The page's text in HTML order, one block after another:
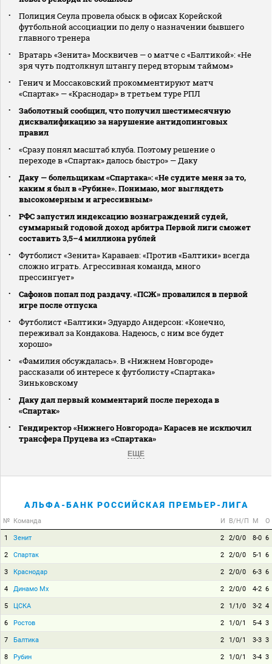
Полиция Сеула провела обыск в офисах Корейской
футбольной ассоциации по делу о назначении бывшего
главного тренера
Вратарь «Зенита» Москвичев — о матче с «Балтикой»: «Не
зря чуть подтолкнул штангу перед вторым таймом»
Генич и Моссаковский прокомментируют матч
«Спартак» — «Краснодар» в третьем туре РПЛ
Заболотный сообщил, что получил шестимесячную
дисквалификацию за нарушение антидопинговых
правил
«Сразу понял масштаб клуба. Поэтому решение о
переходе в «Спартак» далось быстро» — Даку
Даку — болельщикам «Спартака»: «Не судите меня за то,
каким я был в «Рубине». Понимаю, мог выглядеть
высокомерным и агрессивным»
РФС запустил индексацию вознаграждений судей,
суммарный годовой доход арбитра Первой лиги сможет
составить 3,5–4 миллиона рублей
Футболист «Зенита» Караваев: «Против «Балтики» всегда
сложно играть. Агрессивная команда, много
прессингует»
Сафонов попал под раздачу. «ПСЖ» провалился в первой
игре после отпуска
Футболист «Балтики» Эдуардо Андерсон: «Конечно,
переживал за Кондакова. Надеюсь, с ним все будет
хорошо»
«Фамилия обсуждалась». В «Нижнем Новгороде»
рассказали об интересе к футболисту «Спартака»
Зиньковскому
Даку дал первый комментарий после перехода в
«Спартак»
Гендиректор «Нижнего Новгорода» Карасев не исключил
трансфера Пруцева из «Спартака»
ЕЩЕ
АЛЬФА-БАНК РОССИЙСКАЯ ПРЕМЬЕР-ЛИГА
№ Команда И В/Н/П М О
1 Зенит 2 2/0/0 8-0 6
2 Спартак 2 2/0/0 5-1 6
3 Краснодар 2 2/0/0 6-3 6
4 Динамо Мх 2 2/0/0 4-2 6
5 ЦСКА 2 1/1/0 3-2 4
6 Ростов 2 1/0/1 5-4 3
7 Балтика 2 1/0/1 3-3 3
8 Рубин 2 1/0/1 3-4 3